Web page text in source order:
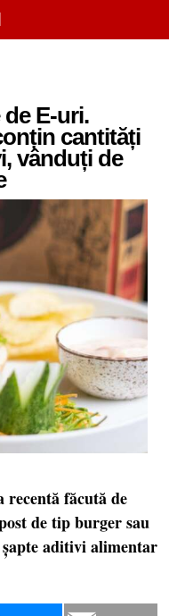
E-uri.
cantități
vânduți de
recentă făcută de
de tip burger sau
aditivi alimentar